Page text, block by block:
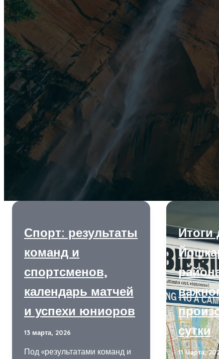
Спорт: результаты
команд и
спортсменов,
календарь матчей
и успехи юниоров
13 марта, 2026
Под «результатами команд и
Итоги
сутки
11 марта,